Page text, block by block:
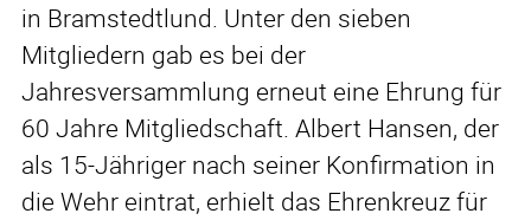
in Bramstedtlund. Unter den sieben
Mitgliedern gab es bei der
Jahresversammlung erneut eine Ehrung für
60 Jahre Mitgliedschaft. Albert Hansen, der
als 15-Jähriger nach seiner Konfirmation in
die Wehr eintrat, erhielt das Ehrenkreuz für